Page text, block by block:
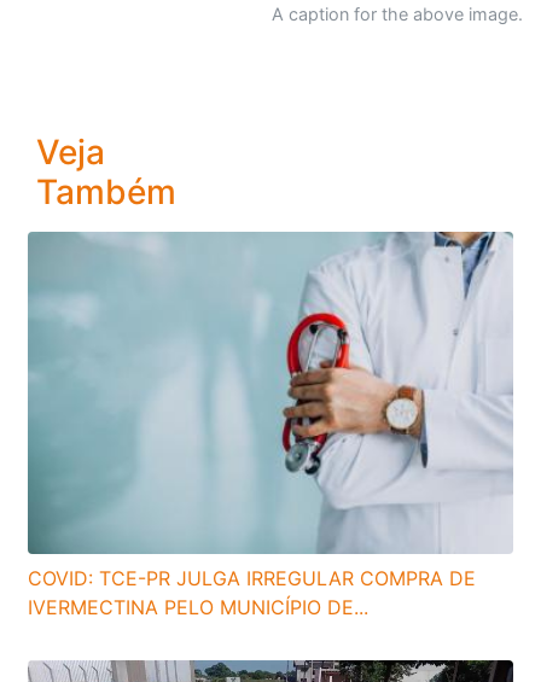
A caption for the above image.
Veja
Também
COVID: TCE-PR JULGA IRREGULAR COMPRA DE
IVERMECTINA PELO MUNICÍPIO DE...